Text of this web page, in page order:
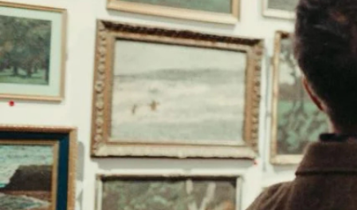
DÓNDE IR
TENDENCIAS
ARQ & DISEÑO
AGENDA